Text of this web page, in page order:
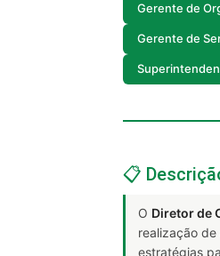
Gerente de
Gerente de
📋
O Diretor de
realização
estratégias